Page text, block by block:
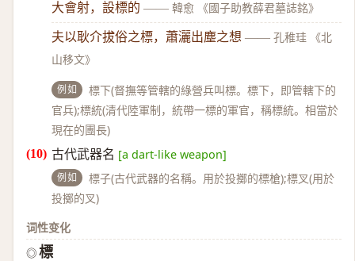
大會射，設標的 —— 韓愈 《國子助教薛君墓誌銘》
夫以耿介拔俗之標，蕭灑出塵之想 —— 孔稚珪 《北
山移文》
例如
標下(督撫等管轄的綠營兵叫標。標下，即管轄下的
官兵);標統(清代陸軍制，統帶一標的軍官，稱標統。相當於
現在的團長)
古代武器名 [a dart-like weapon]
例如
標子(古代武器的名稱。用於投擲的標槍);標叉(用於
投擲的叉)
词性变化
◎ 標